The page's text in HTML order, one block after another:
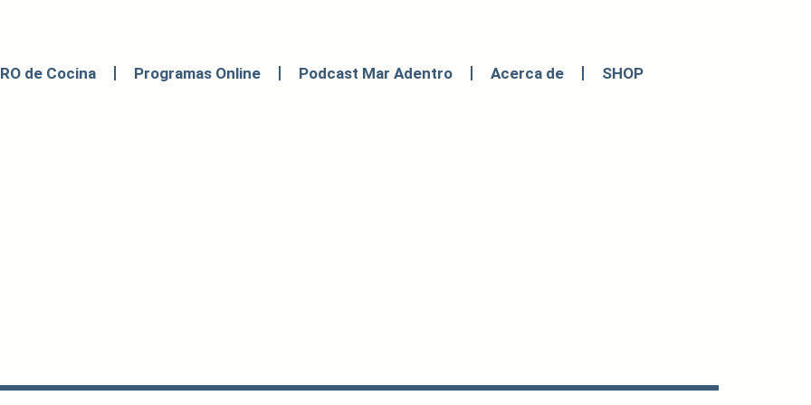
de Cocina Programas Online Podcast Mar Adentro Acerca de SHOP